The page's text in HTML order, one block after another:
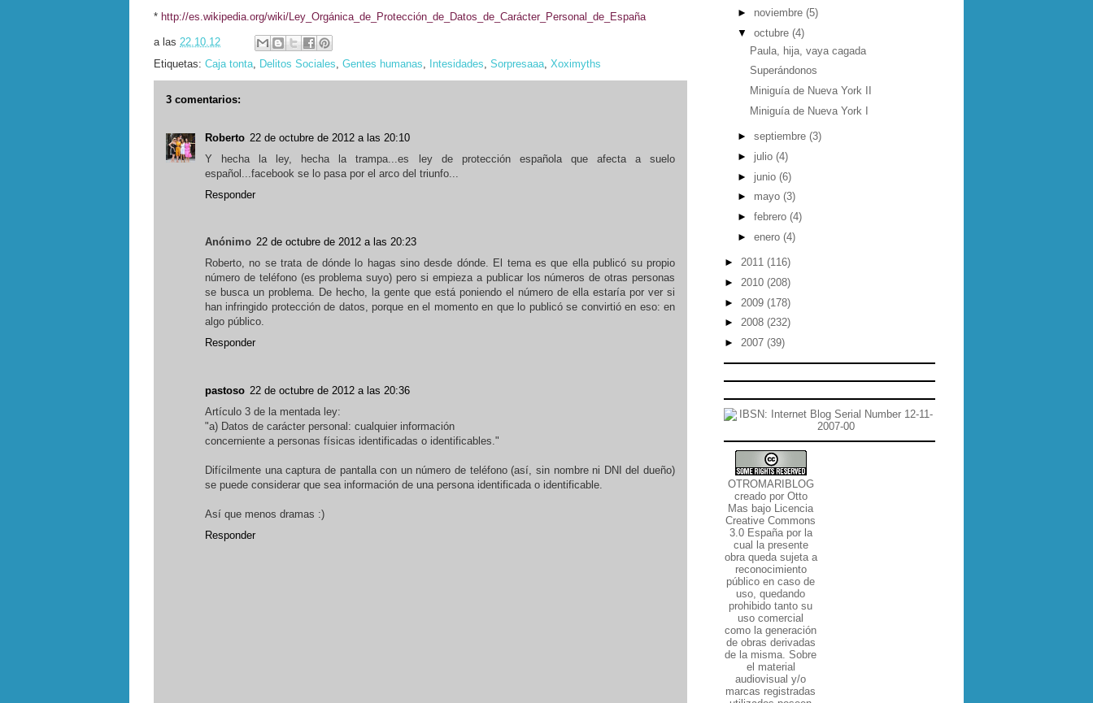
* http://es.wikipedia.org/wiki/Ley_Orgánica_de_Protección_de_Datos_de_Carácter_Personal_de_España
a las 22.10.12
Etiquetas: Caja tonta, Delitos Sociales, Gentes humanas, Intesidades, Sorpresaaa, Xoximyths
3 comentarios:
Roberto 22 de octubre de 2012 a las 20:10
Y hecha la ley, hecha la trampa...es ley de protección española que afecta a suelo
español...facebook se lo pasa por el arco del triunfo...
Responder
Anónimo 22 de octubre de 2012 a las 20:23
Roberto, no se trata de dónde lo hagas sino desde dónde. El tema es que ella publicó su propio
número de teléfono (es problema suyo) pero si empieza a publicar los números de otras personas
se busca un problema. De hecho, la gente que está poniendo el número de ella estaría por ver si
han infringido protección de datos, porque en el momento en que lo publicó se convirtió en eso: en
algo público.
Responder
pastoso 22 de octubre de 2012 a las 20:36
Artículo 3 de la mentada ley:
"a) Datos de carácter personal: cualquier información
concerniente a personas físicas identificadas o identificables."
Difícilmente una captura de pantalla con un número de teléfono (así, sin nombre ni DNI del dueño)
se puede considerar que sea información de una persona identificada o identificable.
Así que menos dramas :)
Responder
► noviembre (5)
▼ octubre (4)
Paula, hija, vaya cagada
Superándonos
Miniguía de Nueva York II
Miniguía de Nueva York I
► septiembre (3)
► julio (4)
► junio (6)
► mayo (3)
► febrero (4)
► enero (4)
► 2011 (116)
► 2010 (208)
► 2009 (178)
► 2008 (232)
► 2007 (39)
OTROMARIBLOG
creado por Otto
Mas bajo Licencia
Creative Commons
3.0 España por la
cual la presente
obra queda sujeta a
reconocimiento
público en caso de
uso, quedando
prohibido tanto su
uso comercial
como la generación
de obras derivadas
de la misma . Sobre
el material
audiovisual y/o
marcas registradas